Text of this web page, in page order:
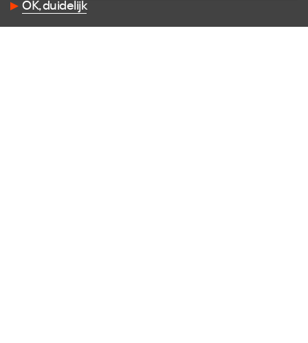
OK, duidelijk